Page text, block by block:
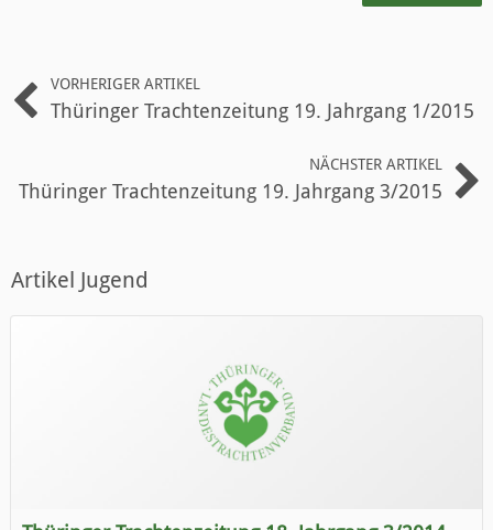
VORHERIGER ARTIKEL
Thüringer Trachtenzeitung 19. Jahrgang 1/2015
NÄCHSTER ARTIKEL
Thüringer Trachtenzeitung 19. Jahrgang 3/2015
Artikel Jugend